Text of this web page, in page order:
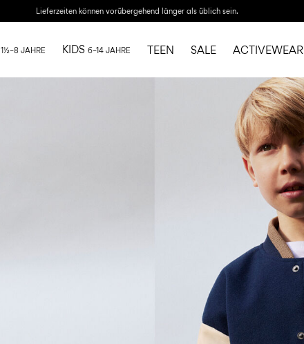
Lieferzeiten können vorübergehend länger als üblich sein.
1½–8 JAHRE KIDS 6–14 JAHRE TEEN SALE ACTIVEWEAR